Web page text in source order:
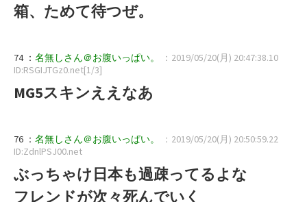
箱、ためて待つぜ。
74 ： 名無しさん＠お腹いっぱい。
：2019/05/20(月) 20:47:38.10
ID:RSGIJTGz0.net[1/3]
MG5スキンええなあ
76 ： 名無しさん＠お腹いっぱい。
：2019/05/20(月) 20:50:59.22
ID:ZdnlPSJ00.net
ぶっちゃけ日本も過疎ってるよな
フレンドが次々死んでいく